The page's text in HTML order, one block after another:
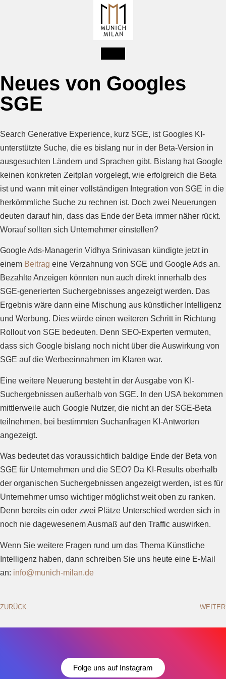
Neues von Googles
SGE
Search Generative Experience, kurz SGE, ist Googles KI-
unterstützte Suche, die es bislang nur in der Beta-Version in
ausgesuchten Ländern und Sprachen gibt. Bislang hat Google
keinen konkreten Zeitplan vorgelegt, wie erfolgreich die Beta
ist und wann mit einer vollständigen Integration von SGE in die
herkömmliche Suche zu rechnen ist. Doch zwei Neuerungen
deuten darauf hin, dass das Ende der Beta immer näher rückt.
Worauf sollten sich Unternehmer einstellen?
Google Ads-Managerin Vidhya Srinivasan kündigte jetzt in
einem Beitrag eine Verzahnung von SGE und Google Ads an.
Bezahlte Anzeigen könnten nun auch direkt innerhalb des
SGE-generierten Suchergebnisses angezeigt werden. Das
Ergebnis wäre dann eine Mischung aus künstlicher Intelligenz
und Werbung. Dies würde einen weiteren Schritt in Richtung
Rollout von SGE bedeuten. Denn SEO-Experten vermuten,
dass sich Google bislang noch nicht über die Auswirkung von
SGE auf die Werbeeinnahmen im Klaren war.
Eine weitere Neuerung besteht in der Ausgabe von KI-
Suchergebnissen außerhalb von SGE. In den USA bekommen
mittlerweile auch Google Nutzer, die nicht an der SGE-Beta
teilnehmen, bei bestimmten Suchanfragen KI-Antworten
angezeigt.
Was bedeutet das voraussichtlich baldige Ende der Beta von
SGE für Unternehmen und die SEO? Da KI-Results oberhalb
der organischen Suchergebnissen angezeigt werden, ist es für
Unternehmer umso wichtiger möglichst weit oben zu ranken.
Denn bereits ein oder zwei Plätze Unterschied werden sich in
noch nie dagewesenem Ausmaß auf den Traffic auswirken.
Wenn Sie weitere Fragen rund um das Thema Künstliche
Intelligenz haben, dann schreiben Sie uns heute eine E-Mail
an: info@munich-milan.de
ZURÜCK WEITER
Folge uns auf Instagram